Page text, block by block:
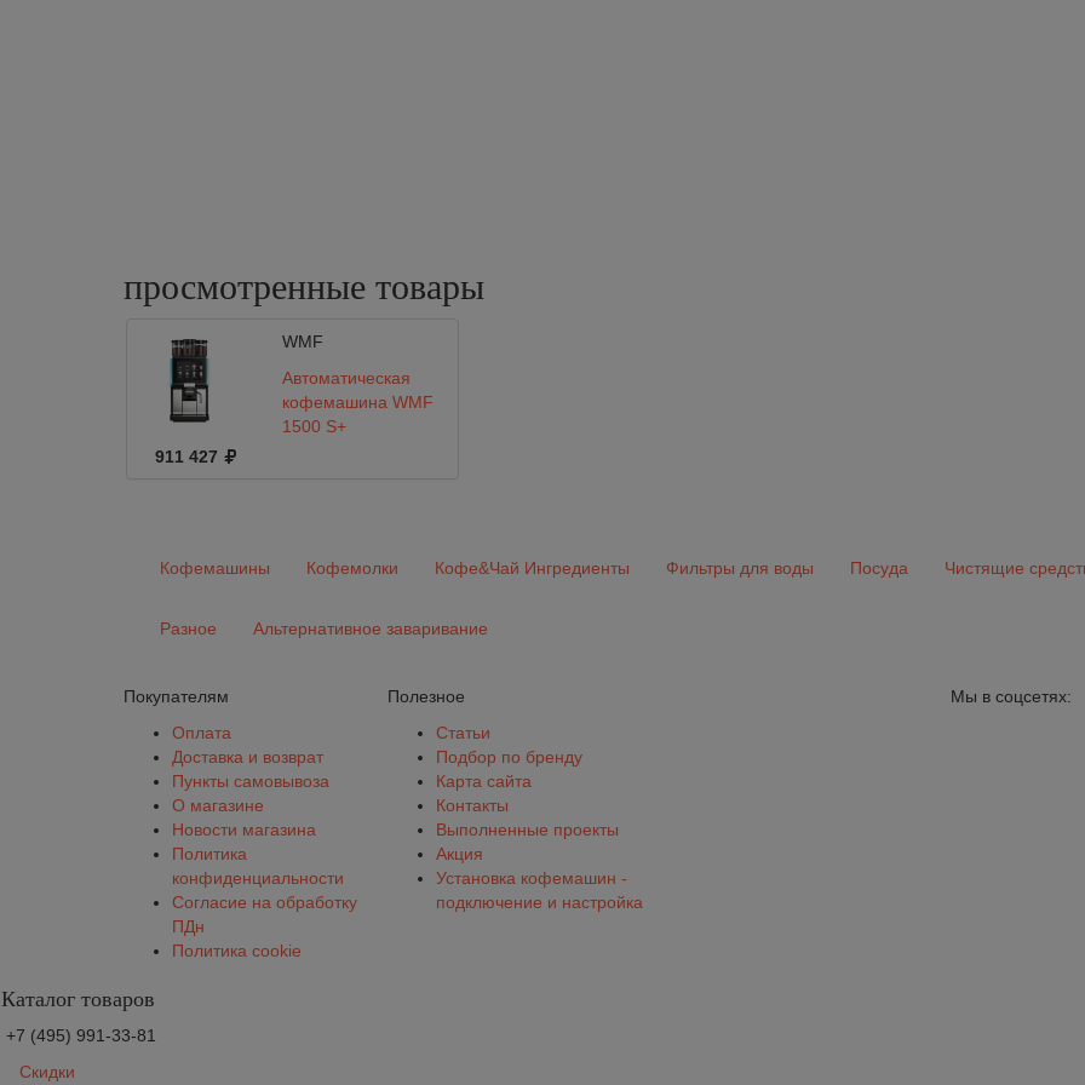
просмотренные товары
WMF
Автоматическая
кофемашина WMF
1500 S+
911 427
Кофемашины Кофемолки Кофе&Чай Ингредиенты Фильтры для воды Посуда Чистящие
Разное Альтернативное заваривание
Покупателям
Оплата
Доставка и возврат
Пункты самовывоза
О магазине
Новости магазина
Политика
конфиденциальности
Согласие на обработку
ПДн
Политика cookie
Полезное
Статьи
Подбор по бренду
Карта сайта
Контакты
Выполненные проекты
Акция
Установка кофемашин -
подключение и настройка
Мы в соцсетях:
Каталог товаров
+7 (495) 991-33-81
Скидки